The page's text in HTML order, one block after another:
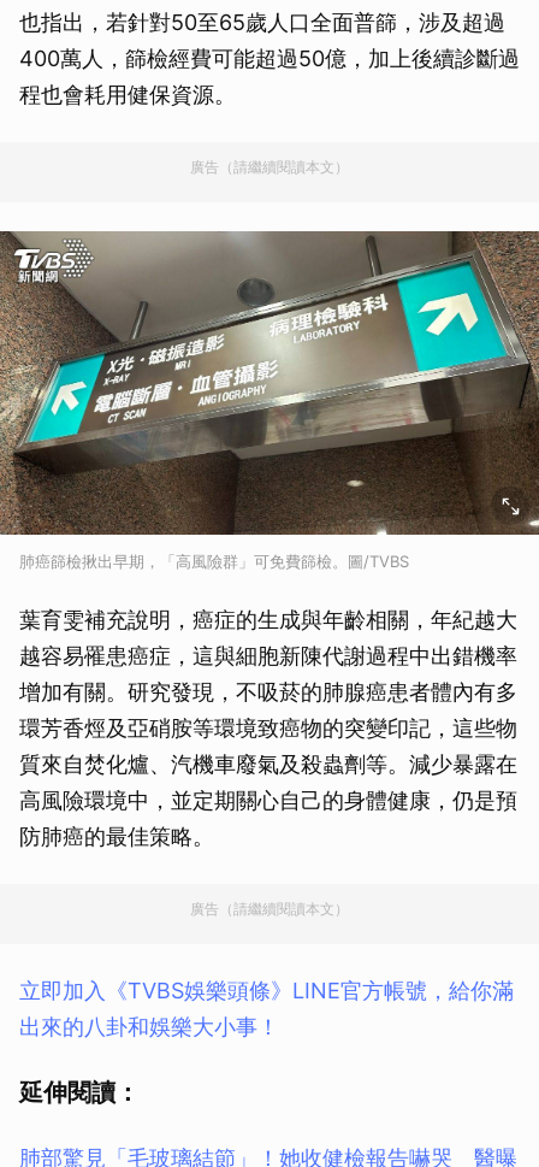
也指出，若針對50至65歲人口全面普篩，涉及超過
400萬人，篩檢經費可能超過50億，加上後續診斷過
程也會耗用健保資源。
廣告（請繼續閱讀本文）
肺癌篩檢揪出早期，「高風險群」可免費篩檢。圖/TVBS
葉育雯補充說明，癌症的生成與年齡相關，年紀越大
越容易罹患癌症，這與細胞新陳代謝過程中出錯機率
增加有關。研究發現，不吸菸的肺腺癌患者體內有多
環芳香烴及亞硝胺等環境致癌物的突變印記，這些物
質來自焚化爐、汽機車廢氣及殺蟲劑等。減少暴露在
高風險環境中，並定期關心自己的身體健康，仍是預
防肺癌的最佳策略。
廣告（請繼續閱讀本文）
立即加入《TVBS娛樂頭條》LINE官方帳號，給你滿
出來的八卦和娛樂大小事！
延伸閱讀：
肺部驚見「毛玻璃結節」！她收健檢報告嚇哭 醫曝